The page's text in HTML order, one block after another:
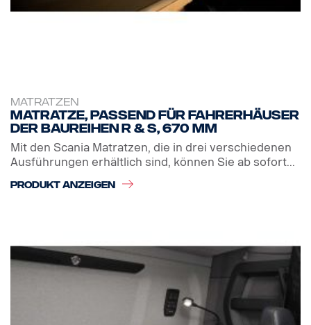
MATRATZEN
Matratze, passend für Fahrerhäuser
der Baureihen R & S, 670 mm
Mit den Scania Matratzen, die in drei verschiedenen
Ausführungen erhältlich sind, können Sie ab sofort...
PRODUKT ANZEIGEN